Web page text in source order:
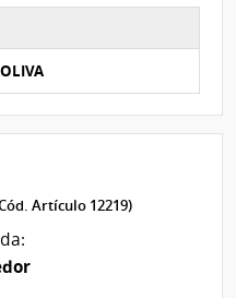
Artículo 12219)